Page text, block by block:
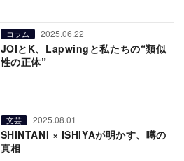
コラム 2025.06.22
JOIとK、Lapwingと私たちの“類似
性の正体”
文芸 2025.08.01
SHINTANI × ISHIYAが明かす、噂の
真相